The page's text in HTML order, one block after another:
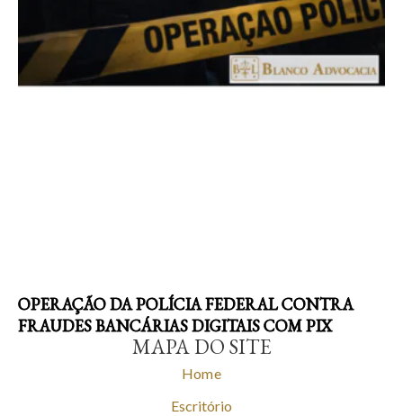
OPERAÇÃO DA POLÍCIA FEDERAL CONTRA
FRAUDES BANCÁRIAS DIGITAIS COM PIX
MAPA DO SITE
Home
Escritório